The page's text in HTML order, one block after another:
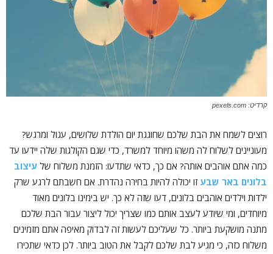
קרדיט: pexels.com
רוצים לשמח את הבת שלכם שחוגגת יום הולדת שלושים, עגול ומרגש?
מעוניינים לשלוח לה משהו מיוחד למשרד, כדי שגם הקולגות שלה יידעו עד
כמה אתם אוהבים אותה? אם כך, כדאי שתדעו: הזמנת משלוח של עיצוב
בלונים באר שבע זו יכולה להיות בחירה נהדרת. אם חשבתם לרגע שרק
ילדות וילדים אוהבים בלונים, דעו שזה לא כך. יש בימינו בלונים מאוד
מיוחדים, ומי שיודע לעצב אותם כמו שצריך יכול ליצור עבור הבת שלכם
מתנה מושקעת ביותר. כל שעליכם לעשות זה לבדוק מאיפה אתם מזמינים
משלוח כזה, כי מגיע לבת שלכם לקבל את הטוב ביותר. לכן כדאי שתכירו